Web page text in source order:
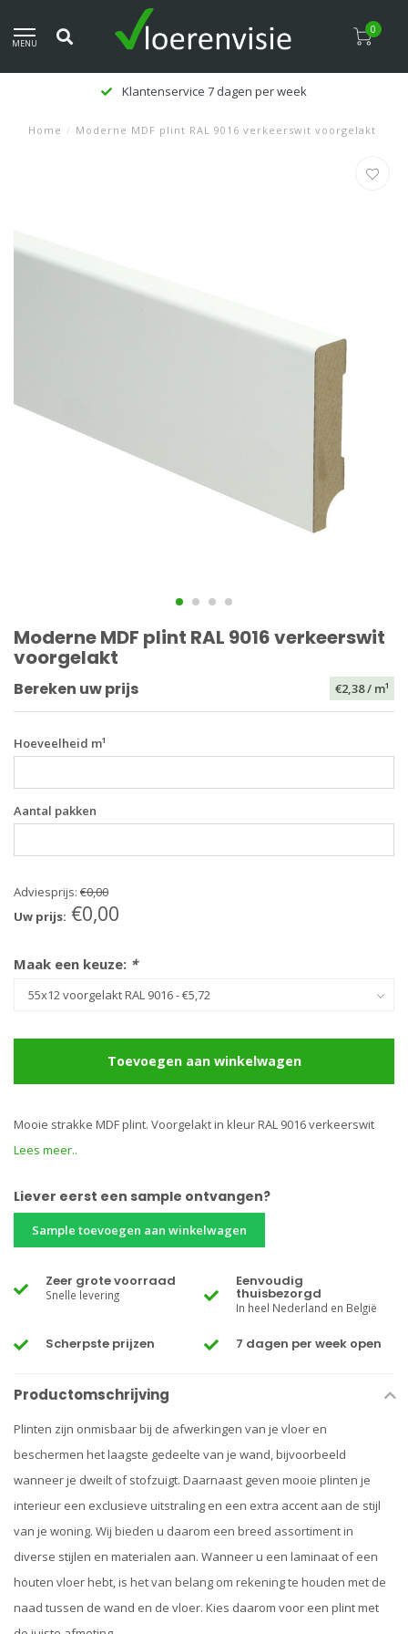
MENU
0
Klantenservice 7 dagen per week
Home / Moderne MDF plint RAL 9016 verkeerswit voorgelakt
Moderne MDF plint RAL 9016 verkeerswit
voorgelakt
Bereken uw prijs €2,38/ m¹
Hoeveelheid m¹
Aantal pakken
Adviesprijs: €0,00
Uw prijs: €0,00
Maak een keuze: *
Toevoegen aan winkelwagen
Mooie strakke MDF plint. Voorgelakt in kleur RAL 9016 verkeerswit
Lees meer..
Liever eerst een sample ontvangen?
Sample toevoegen aan winkelwagen
Zeer grote voorraad
Snelle levering
Eenvoudig
thuisbezorgd
In heel Nederland en België
Scherpste prijzen 7 dagen per week open
Productomschrijving
Plinten zijn onmisbaar bij de afwerkingen van je vloer en
beschermen het laagste gedeelte van je wand, bijvoorbeeld
wanneer je dweilt of stofzuigt. Daarnaast geven mooie plinten je
interieur een exclusieve uitstraling en een extra accent aan de stijl
van je woning. Wij bieden u daarom een breed assortiment in
diverse stijlen en materialen aan. Wanneer u een laminaat of een
houten vloer hebt, is het van belang om rekening te houden met de
naad tussen de wand en de vloer. Kies daarom voor een plint met